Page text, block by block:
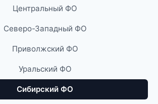
Центральный ФО
Северо-Западный ФО
Приволжский ФО
Уральский ФО
Сибирский ФО